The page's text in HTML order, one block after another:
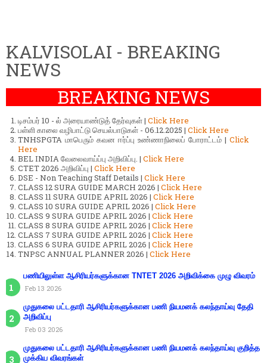
KALVISOLAI - BREAKING
NEWS
BREAKING NEWS
டிசம்பர் 10 - ல் அரையாண்டுத் தேர்வுகள் | Click Here
பள்ளி காலை வழிபாட்டு செயல்பாடுகள் - 06.12.2025 | Click Here
TNHSPGTA மாபெரும் கவன ஈர்ப்பு உண்ணாநிலைப் போராட்டம் | Click
Here
BEL INDIA வேலைவாய்ப்பு அறிவிப்பு. | Click Here
CTET 2026 அறிவிப்பு | Click Here
DSE - Non Teaching Staff Details | Click Here
CLASS 12 SURA GUIDE MARCH 2026 | Click Here
CLASS 11 SURA GUIDE APRIL 2026 | Click Here
CLASS 10 SURA GUIDE APRIL 2026 | Click Here
CLASS 9 SURA GUIDE APRIL 2026 | Click Here
CLASS 8 SURA GUIDE APRIL 2026 | Click Here
CLASS 7 SURA GUIDE APRIL 2026 | Click Here
CLASS 6 SURA GUIDE APRIL 2026 | Click Here
TNPSC ANNUAL PLANNER 2026 | Click Here
பணியிலுள்ள ஆசிரியர்களுக்கான TNTET 2026 அறிவிக்கை முழு விவரம்
Feb 13 2026
முதுகலை பட்டதாரி ஆசிரியர்களுக்கான பணி நியமனக் கலந்தாய்வு தேதி
அறிவிப்பு
Feb 03 2026
முதுகலை பட்டதாரி ஆசிரியர்களுக்கான பணி நியமனக் கலந்தாய்வு குறித்த
முக்கிய விவரங்கள்